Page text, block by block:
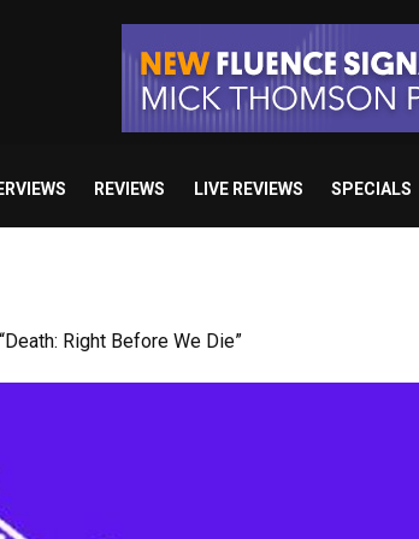
REVIEWS LIVE REVIEWS SPECIALS
studio album set for release in 2027